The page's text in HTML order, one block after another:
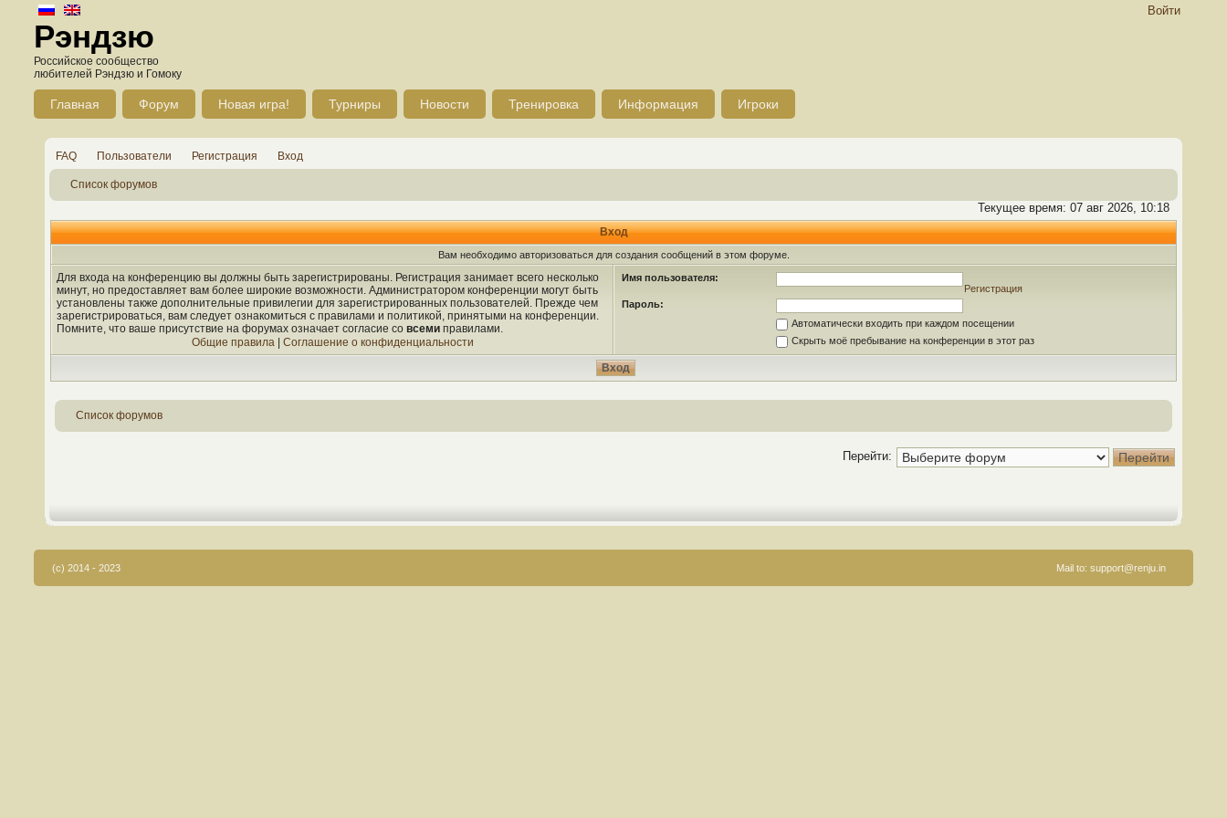
Войти
Рэндзю
Российское сообщество
любителей Рэндзю и Гомоку
Главная Форум Новая игра! Турниры Новости Тренировка Информация Игроки
FAQ Пользователи Регистрация Вход
Список форумов
Текущее время: 07 авг 2026, 10:18
Вход
Вам необходимо авторизоваться для создания сообщений в этом форуме.
Для входа на конференцию вы должны быть зарегистрированы. Регистрация занимает всего несколько
минут, но предоставляет вам более широкие возможности. Администратором конференции могут быть
установлены также дополнительные привилегии для зарегистрированных пользователей. Прежде чем
зарегистрироваться, вам следует ознакомиться с правилами и политикой, принятыми на конференции.
Помните, что ваше присутствие на форумах означает согласие со всеми правилами.
Общие правила| Соглашение о конфиденциальности
Имя пользователя:
Регистрация
Пароль:
Автоматически входить при каждом посещении
Скрыть моё пребывание на конференции в этот раз
Список форумов
Перейти:
(c) 2014 - 2023 Mail to: support@renju.in